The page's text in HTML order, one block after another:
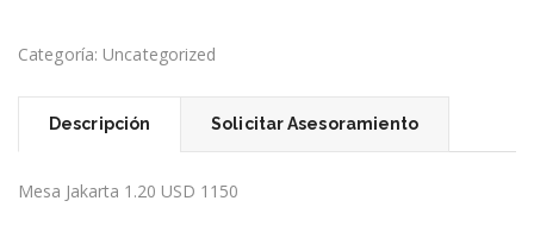
1,150.00.
Categoría: Uncategorized
Descripción Solicitar Asesoramiento
Mesa Jakarta 1.20 USD 1150